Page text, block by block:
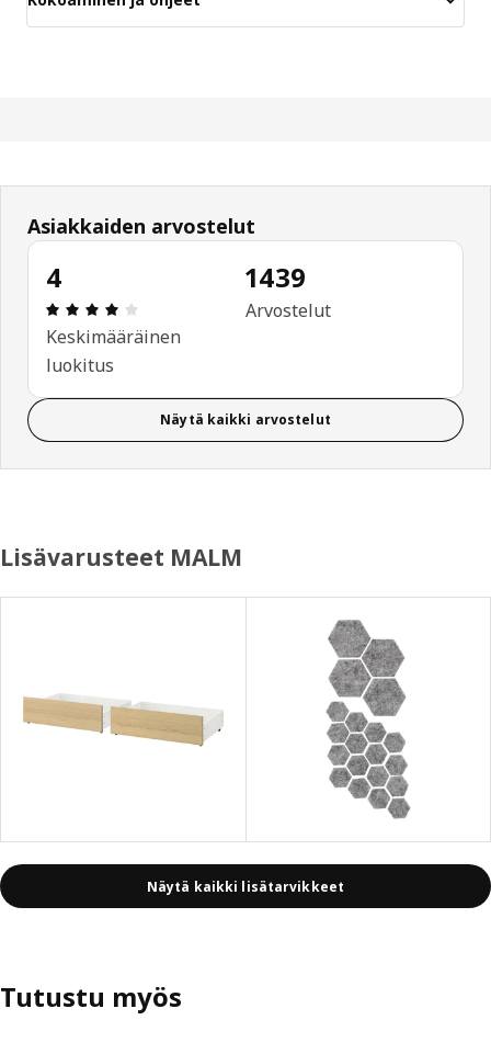
Asiakkaiden arvostelut
4
: 4 / 5 tähteä. Arvostelut yhteensä: 1439
Keskimääräinen
luokitus
1439
Arvostelut
Näytä kaikki arvostelut
Lisävarusteet MALM
Näytä kaikki lisätarvikkeet
Tutustu myös